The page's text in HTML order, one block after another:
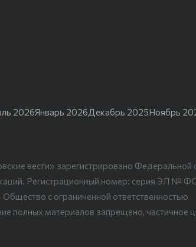
2026Январь 2026Декабрь 2025Ноябрь
вести» зарегистрировано Федеральной
Регистрационный номер: серия ЭЛ №
с ограниченной ответственностью
полных материалов запрещено, частичное